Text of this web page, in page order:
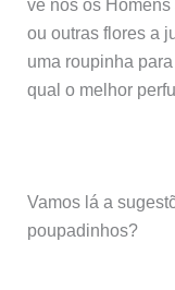
vê nós os
ou outras flores a
uma roupinha
qual o melhor
Vamos lá a
poupadinhos?